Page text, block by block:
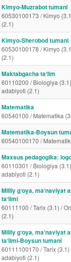
Kimyo-Muzrabot tumani
60530100173 / Kimyo
(2.1)
Kimyo-Sherobod tumani
60530100178 / Kimyo
(2.1)
Maktabgacha taʼlim
60110200 / Biologiya
adabiyoti (2.1)
Matematika
60540100 / Matematika
Matematika-Boysun
60540100170 /
Maxsus pedagogika:
60110301 / Biologiya
adabiyoti (2.1)
Milliy gʻoya, maʼnaviyat
taʼlimi
60111100 / Tarix (3.1) /
(2.1)
Milliy gʻoya, maʼnaviyat
taʼlimi-Boysun tumani
60111100170 / Tarix (3.1)
adabiyoti (2.1)